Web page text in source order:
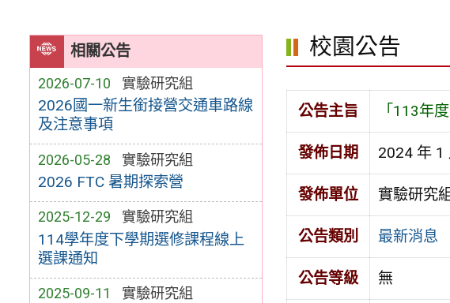
相關公告
2026-07-10 實驗研究組
2026國一新生銜接營交通車路線
及注意事項
2026-05-28 實驗研究組
2026 FTC 暑期探索營
2025-12-29 實驗研究組
114學年度下學期選修課程線上
選課通知
2025-09-11 實驗研究組
校園公告
公告主旨 「113年
發佈日期 2024 年 1
發佈單位 實驗研究組
公告類別 最新消息
公告等級 無